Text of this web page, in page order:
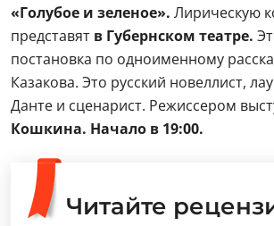
«Голубое и зеленое». Лирическую
представят в Губернском театре.
постановка по одноименному
Казакова. Это русский новеллист,
Данте и сценарист. Режиссером
Кошкина. Начало в 19:00.
Читайте